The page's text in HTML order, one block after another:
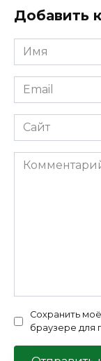
Добавить
Имя
*
Email
*
Сайт
Комментарий
Сохранить
браузере для